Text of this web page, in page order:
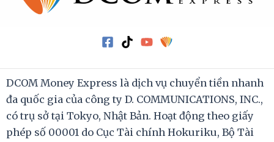
DCOM Money Express là dịch vụ chuyển tiền nhanh
đa quốc gia của công ty D. COMMUNICATIONS, INC.,
có trụ sở tại Tokyo, Nhật Bản. Hoạt động theo giấy
phép số 00001 do Cục Tài chính Hokuriku, Bộ Tài